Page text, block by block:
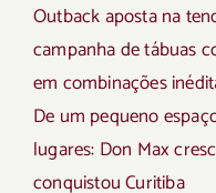
Outback aposta na
campanha de tábuas
em combinações
De um pequeno
lugares: Don Max
conquistou Curitiba